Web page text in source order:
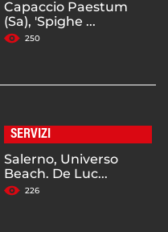
Capaccio Paestum
(Sa), 'Spighe ...
250
SERVIZI
Salerno, Universo
Beach. De Luc...
226